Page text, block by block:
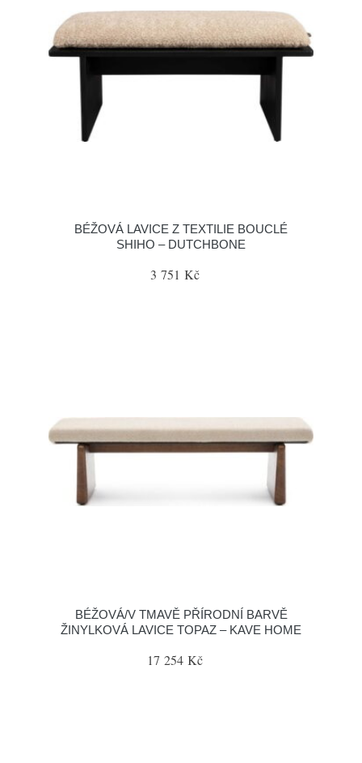
BÉŽOVÁ LAVICE Z TEXTILIE BOUCLÉ
SHIHO – DUTCHBONE
3 751 Kč
BÉŽOVÁ/V TMAVĚ PŘÍRODNÍ BARVĚ
ŽINYLKOVÁ LAVICE TOPAZ – KAVE HOME
17 254 Kč